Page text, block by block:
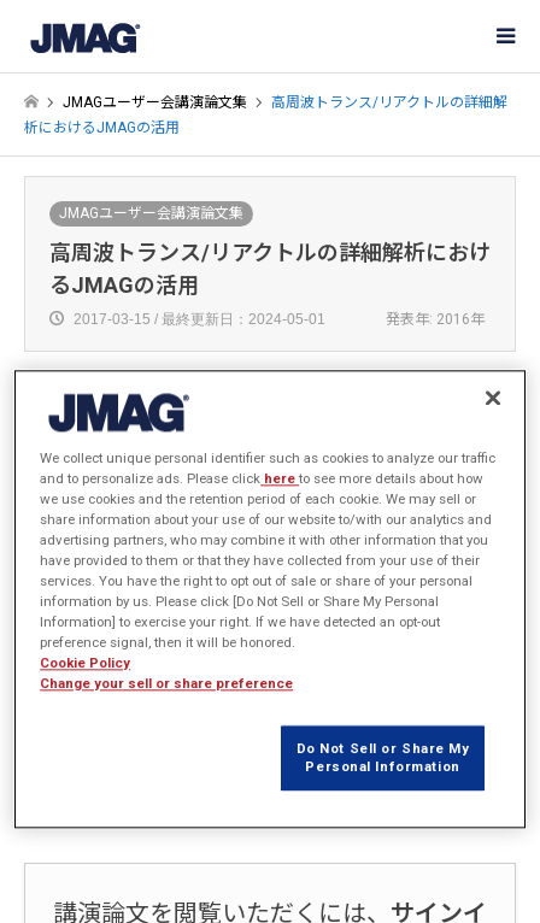
JMAGユーザー会講演論文集
高周波トランス/リアクトルの詳細解
析におけるJMAGの活用
JMAGユーザー会講演論文集
高周波トランス/リアクトルの詳細解析におけ
るJMAGの活用
2017-03-15 / 最終更新日：2024-05-01 発表年: 2016年
西尾 隆行
概要
高周波トランス/リアクトルでは高周波がゆえに巻線に表皮効果・近
接効果が生じ、損失などの物理量を局所的に正確にとらえる必要があ
ります。一方、そのためにモデル規模も大きくなりがちです。
素線形状のモデル化、材料モデリング、過渡解析の高速化、損失解
析、熱解析の話題を中心に取り上げます。
講演論文を閲覧いただくには、 サインイ
We collect unique personal identifier such as cookies to analyze our traffic
and to personalize ads. Please click hereto see more details about how
we use cookies and the retention period of each cookie. We may sell or
share information about your use of our website to/with our analytics and
advertising partners, who may combine it with other information that you
have provided to them or that they have collected from your use of their
services. You have the right to opt out of sale or share of your personal
information by us. Please click [Do Not Sell or Share My Personal
Information] to exercise your right. If we have detected an opt-out
preference signal, then it will be honored.
Cookie Policy
Change your sell or share preference
Do Not Sell or Share My
Personal Information